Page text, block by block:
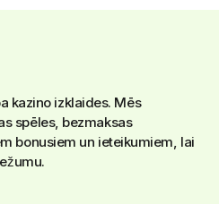
kazino izklaides. Mēs
spēles, bezmaksas
bonusiem un ieteikumiem, lai